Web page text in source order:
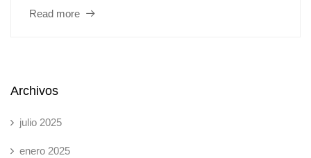
Read more
Archivos
julio 2025
enero 2025